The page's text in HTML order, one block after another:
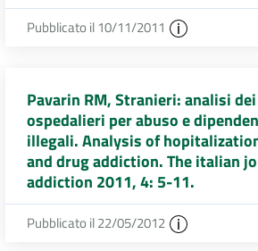
Pubblicato il 10/11/2011
Pavarin RM, Stranieri: analisi
ospedalieri per abuso e
illegali. Analysis of
and drug addiction. The italian
addiction 2011, 4: 5-11.
Pubblicato il 22/05/2012